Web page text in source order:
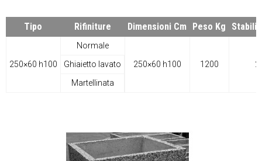
Tipo Rifiniture Dimensioni Cm Peso Kg
250×60 h100
Normale
250×60 h100
1200 2
Ghiaietto lavato
Martellinata